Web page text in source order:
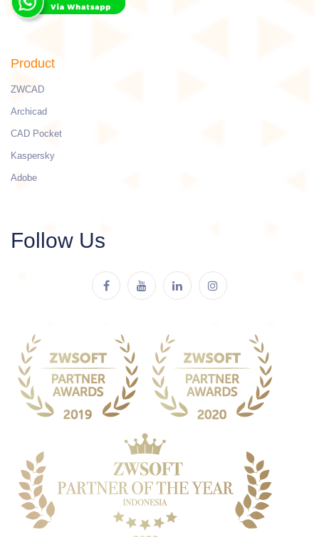
Product
ZWCAD
Archicad
CAD Pocket
Kaspersky
Adobe
Follow Us